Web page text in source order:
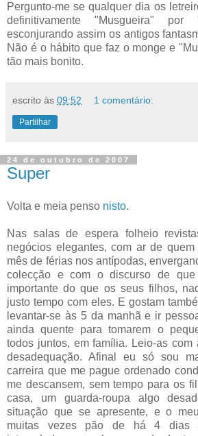
Pergunto-me se qualquer dia os
definitivamente "Musgueira"
esconjurando assim os antigos
Não é o hábito que faz o monge e
tão mais bonito.
escrito às 09:52 1 comentário:
Partilhar
24 de outubro de 2007
Super
Volta e meia penso nisto.
Nas salas de espera folheio
negócios elegantes, com ar de
mês de férias nos antípodas,
colecção e com o discurso de
importante do que os seus filhos,
justo tempo com eles. E gostam
levantar-se às 5 da manhã e ir
ainda quente para tomarem o
todos juntos, em família. Leio-as com
desadequação. Afinal eu só sou
carreira que me pague ordenado
me descansem, sem tempo para os
casa, um guarda-roupa algo
situação que se apresente, e o
muitas vezes pão de há 4 dias